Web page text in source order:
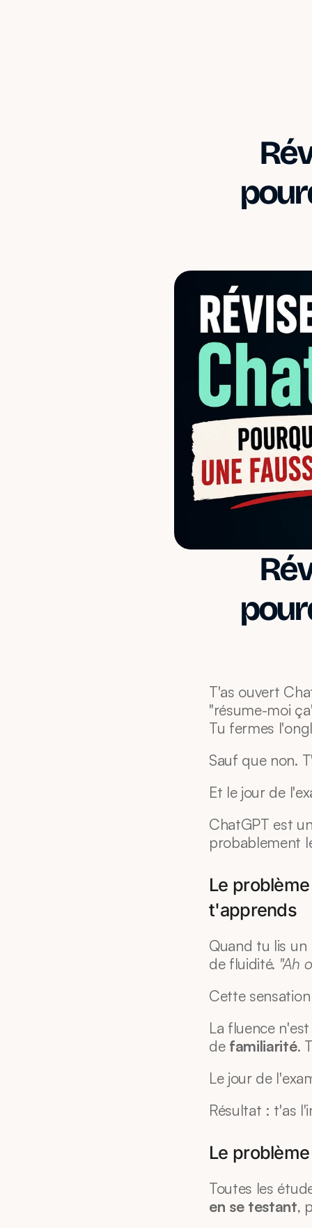
T'as ouvert
"résume-moi
Tu fermes
Sauf que non.
Et le jour de
ChatGPT est
probablement
Le
t'apprends
Quand tu lis un
de fluidité. "Ah
Cette
La fluence
de familiarité.
Le jour de
Résultat : t'as
Le
Toutes les
en se testant,